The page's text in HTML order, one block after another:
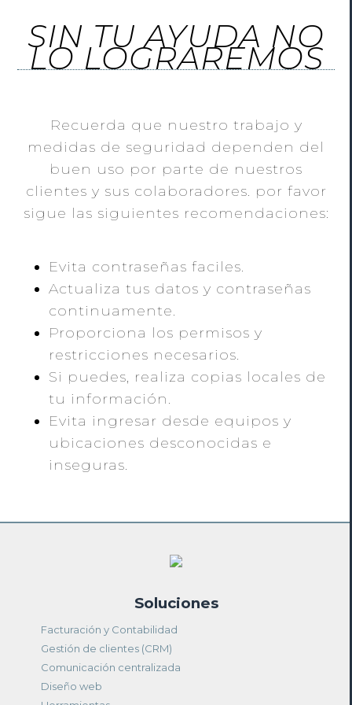
SIN TU AYUDA NO
LO LOGRAREMOS
Recuerda que nuestro trabajo y
medidas de seguridad dependen del
buen uso por parte de nuestros
clientes y sus colaboradores. por favor
sigue las siguientes recomendaciones:
Evita contraseñas faciles.
Actualiza tus datos y contraseñas
continuamente.
Proporciona los permisos y
restricciones necesarios.
Si puedes, realiza copias locales de
tu información.
Evita ingresar desde equipos y
ubicaciones desconocidas e
inseguras.
Soluciones
Facturación y Contabilidad
Gestión de clientes (CRM)
Comunicación centralizada
Diseño web